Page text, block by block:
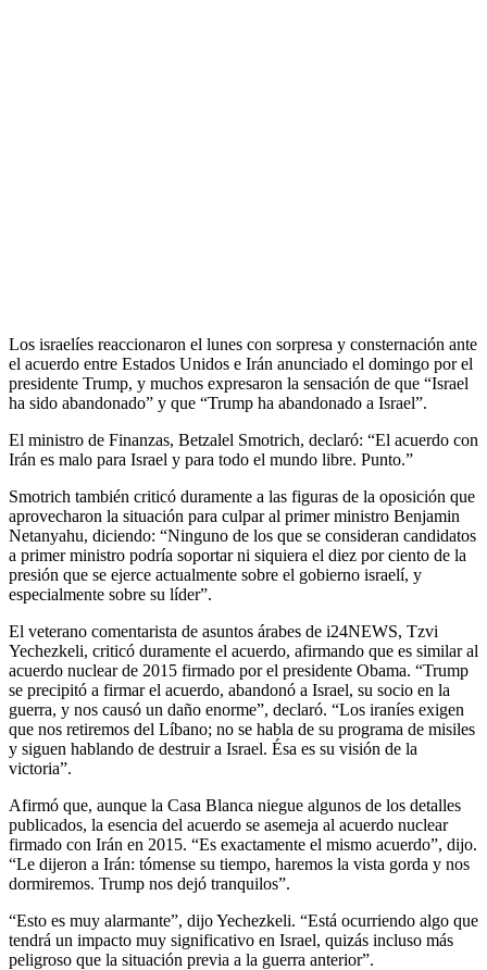
Los israelíes reaccionaron el lunes con sorpresa y consternación ante
el acuerdo entre Estados Unidos e Irán anunciado el domingo por el
presidente Trump, y muchos expresaron la sensación de que “Israel
ha sido abandonado” y que “Trump ha abandonado a Israel”.
El ministro de Finanzas, Betzalel Smotrich, declaró: “El acuerdo con
Irán es malo para Israel y para todo el mundo libre. Punto.”
Smotrich también criticó duramente a las figuras de la oposición que
aprovecharon la situación para culpar al primer ministro Benjamin
Netanyahu, diciendo: “Ninguno de los que se consideran candidatos
a primer ministro podría soportar ni siquiera el diez por ciento de la
presión que se ejerce actualmente sobre el gobierno israelí, y
especialmente sobre su líder”.
El veterano comentarista de asuntos árabes de i24NEWS, Tzvi
Yechezkeli, criticó duramente el acuerdo, afirmando que es similar al
acuerdo nuclear de 2015 firmado por el presidente Obama. “Trump
se precipitó a firmar el acuerdo, abandonó a Israel, su socio en la
guerra, y nos causó un daño enorme”, declaró. “Los iraníes exigen
que nos retiremos del Líbano; no se habla de su programa de misiles
y siguen hablando de destruir a Israel. Ésa es su visión de la
victoria”.
Afirmó que, aunque la Casa Blanca niegue algunos de los detalles
publicados, la esencia del acuerdo se asemeja al acuerdo nuclear
firmado con Irán en 2015. “Es exactamente el mismo acuerdo”, dijo.
“Le dijeron a Irán: tómense su tiempo, haremos la vista gorda y nos
dormiremos. Trump nos dejó tranquilos”.
“Esto es muy alarmante”, dijo Yechezkeli. “Está ocurriendo algo que
tendrá un impacto muy significativo en Israel, quizás incluso más
peligroso que la situación previa a la guerra anterior”.